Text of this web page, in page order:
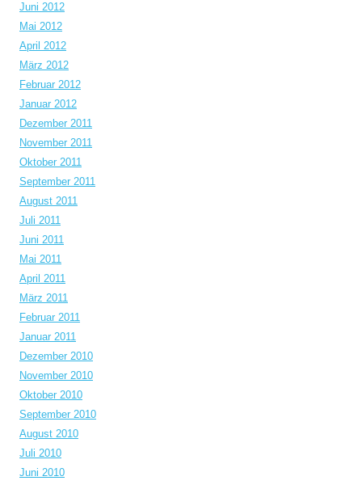
Juni 2012
Mai 2012
April 2012
März 2012
Februar 2012
Januar 2012
Dezember 2011
November 2011
Oktober 2011
September 2011
August 2011
Juli 2011
Juni 2011
Mai 2011
April 2011
März 2011
Februar 2011
Januar 2011
Dezember 2010
November 2010
Oktober 2010
September 2010
August 2010
Juli 2010
Juni 2010